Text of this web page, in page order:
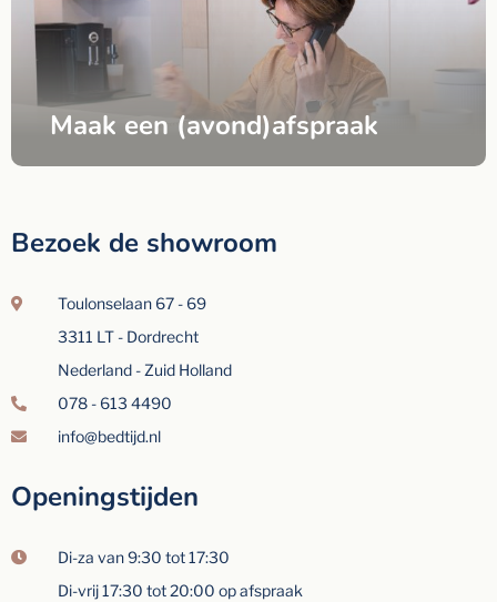
Maak een (avond)afspraak
Bezoek de showroom
Toulonselaan 67 - 69
3311 LT - Dordrecht
Nederland - Zuid Holland
078 - 613 4490
info@bedtijd.nl
Openingstijden
Di-za van 9:30 tot 17:30
Di-vrij 17:30 tot 20:00 op afspraak